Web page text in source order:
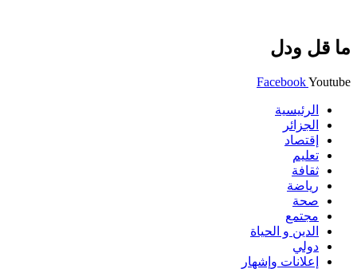
ما قل ودل
FacebookYoutube
الرئيسية
الجزائر
إقتصاد
تعليم
ثقافة
رياضة
صحة
مجتمع
الدين و الحياة
دولي
إعلانات وإشهار